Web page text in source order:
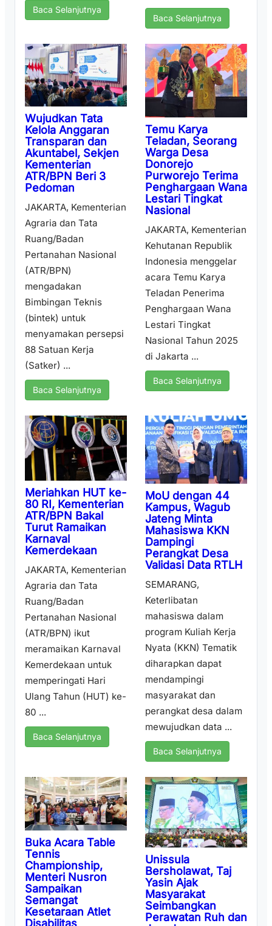
Baca Selanjutnya
Baca Selanjutnya
Wujudkan Tata
Kelola Anggaran
Transparan dan
Akuntabel, Sekjen
Kementerian
ATR/BPN Beri 3
Pedoman
JAKARTA, Kementerian
Agraria dan Tata
Ruang/Badan
Pertanahan Nasional
(ATR/BPN)
mengadakan
Bimbingan Teknis
(bintek) untuk
menyamakan persepsi
88 Satuan Kerja
(Satker) ...
Baca Selanjutnya
Temu Karya
Teladan, Seorang
Warga Desa
Donorejo
Purworejo Terima
Penghargaan Wana
Lestari Tingkat
Nasional
JAKARTA, Kementerian
Kehutanan Republik
Indonesia menggelar
acara Temu Karya
Teladan Penerima
Penghargaan Wana
Lestari Tingkat
Nasional Tahun 2025
di Jakarta ...
Baca Selanjutnya
Meriahkan HUT ke-
80 RI, Kementerian
ATR/BPN Bakal
Turut Ramaikan
Karnaval
Kemerdekaan
JAKARTA, Kementerian
Agraria dan Tata
Ruang/Badan
Pertanahan Nasional
(ATR/BPN) ikut
meramaikan Karnaval
Kemerdekaan untuk
memperingati Hari
Ulang Tahun (HUT) ke-
80 ...
Baca Selanjutnya
MoU dengan 44
Kampus, Wagub
Jateng Minta
Mahasiswa KKN
Dampingi
Perangkat Desa
Validasi Data RTLH
SEMARANG,
Keterlibatan
mahasiswa dalam
program Kuliah Kerja
Nyata (KKN) Tematik
diharapkan dapat
mendampingi
masyarakat dan
perangkat desa dalam
mewujudkan data ...
Baca Selanjutnya
Buka Acara Table
Tennis
Championship,
Menteri Nusron
Sampaikan
Semangat
Kesetaraan Atlet
Unissula
Bersholawat, Taj
Yasin Ajak
Masyarakat
Seimbangkan
Perawatan Ruh dan